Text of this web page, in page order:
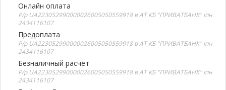
Онлайн оплата
Р/р UA223052990000026005050559918 в АТ КБ "ПРИВАТБАНК" іпн
2434116107
Предоплата
Р/р UA223052990000026005050559918 в АТ КБ "ПРИВАТБАНК" іпн
2434116107
Безналичный расчёт
Р/р UA223052990000026005050559918 в АТ КБ "ПРИВАТБАНК" іпн
2434116107